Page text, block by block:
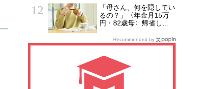
歳母。待ち受けてい
た“悲しい結末”【CFPの
助言】
「母さん、何を隠してい
るの？」〈年金月15万
円・82歳母〉帰省した
った変化
Recommended by